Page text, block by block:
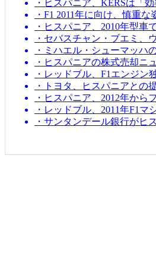
・ヒスパニア、KERSは「効
・F1 2011年に向け、慎重
・ヒスパニア、2010年型車
・セバスチャン・ブエミ、
・ミハエル・シューマッハ
・ヒスパニアの株式売却ニ
・レッドブル、F1エンジン
・トヨタ、ヒスパニアとの
・ヒスパニア、2012年から
・レッドブル、2011年F1マ
・サンタンデール銀行がヒ